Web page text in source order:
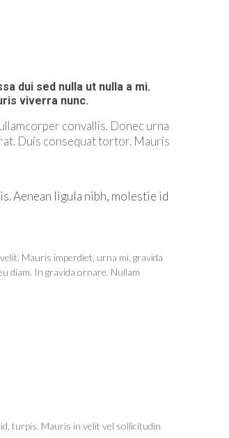
dui sed nulla ut nulla a mi.
viverra nunc.
convallis. Donec urna
Duis consequat tortor. Mauris
Aenean ligula nibh, molestie id
Mauris imperdiet, urna mi, gravida
diam. In gravida ornare. Nullam
turpis. Mauris in velit vel sollicitudin